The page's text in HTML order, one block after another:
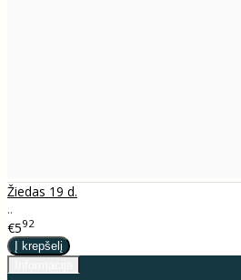
Žiedas 19 d.
..
€592